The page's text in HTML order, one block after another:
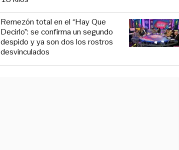
Remezón total en el “Hay Que
Decirlo”: se confirma un segundo
despido y ya son dos los rostros
desvinculados